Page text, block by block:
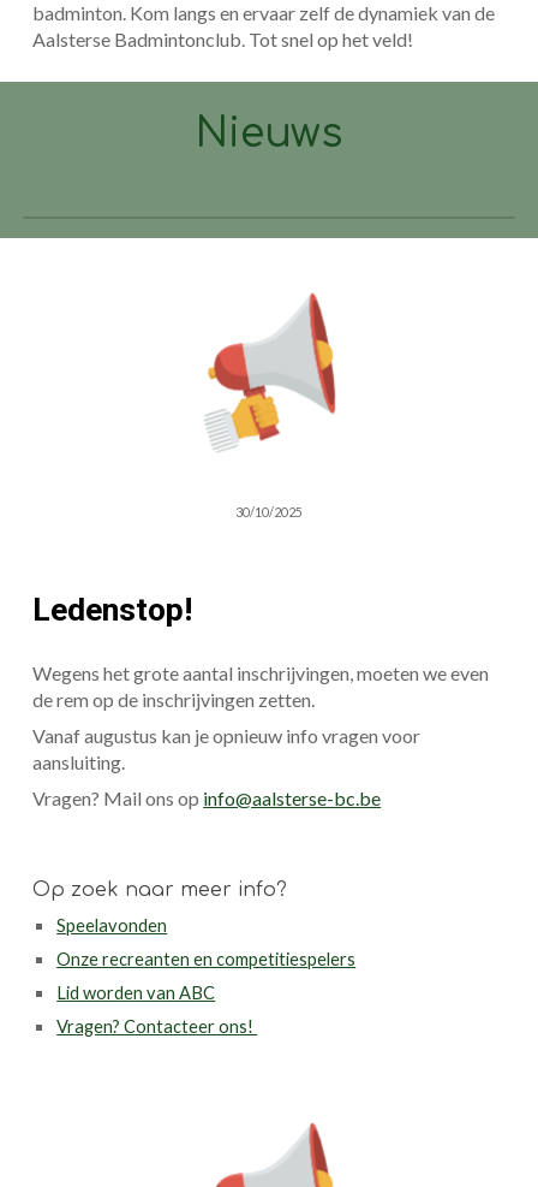
badminton. Kom langs en ervaar zelf de dynamiek van de
Aalsterse Badmintonclub. Tot snel op het veld!
Nieuws
30/10/2025
Ledenstop!
Wegens het grote aantal inschrijvingen, moeten we even
de rem op de inschrijvingen zetten.
Vanaf augustus kan je opnieuw info vragen voor
aansluiting.
Vragen? Mail ons op info@aalsterse-bc.be
Op zoek naar meer info?
Speelavonden
Onze recreanten en competitiespelers
Lid worden van ABC
Vragen? Contacteer ons!